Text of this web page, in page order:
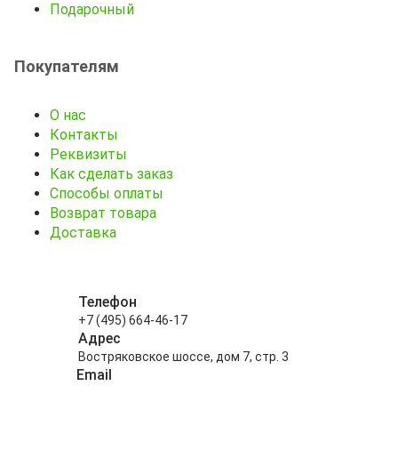
Подарочный
Покупателям
О нас
Контакты
Реквизиты
Как сделать заказ
Способы оплаты
Возврат товара
Доставка
Телефон
+7 (495) 664-46-17
Адрес
Востряковское шоссе, дом 7, стр. 3
Email